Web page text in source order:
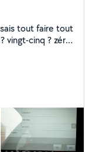
tout faire tout
pouvoir vous